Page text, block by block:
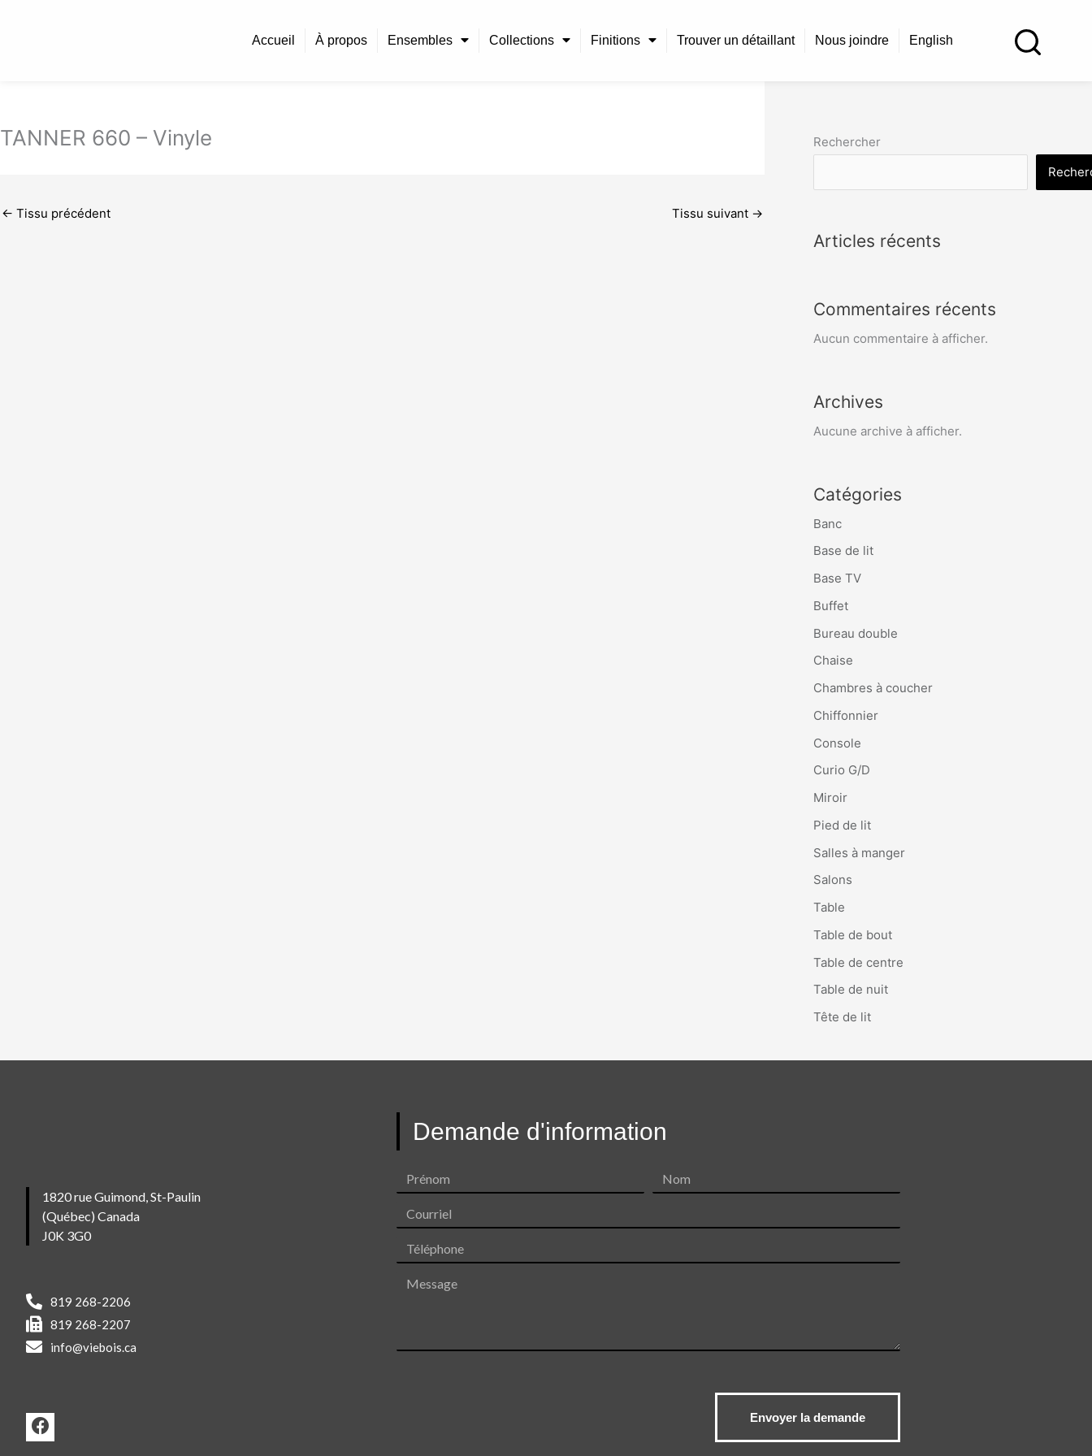
Accueil À propos Ensembles Collections Finitions Trouver un détaillant Nous joindre English
TANNER 660 – Vinyle
← Tissu précédent Tissu suivant →
Rechercher
Articles récents
Commentaires récents
Aucun commentaire à afficher.
Archives
Aucune archive à afficher.
Catégories
Banc
Base de lit
Base TV
Buffet
Bureau double
Chaise
Chambres à coucher
Chiffonnier
Console
Curio G/D
Miroir
Pied de lit
Salles à manger
Salons
Table
Table de bout
Table de centre
Table de nuit
Tête de lit
1820 rue Guimond, St-Paulin
(Québec) Canada
J0K 3G0
819 268-2206
819 268-2207
info@viebois.ca
F
a
Demande d'information
Prénom Nom
Courriel
Téléphone
Message
Envoyer la demande